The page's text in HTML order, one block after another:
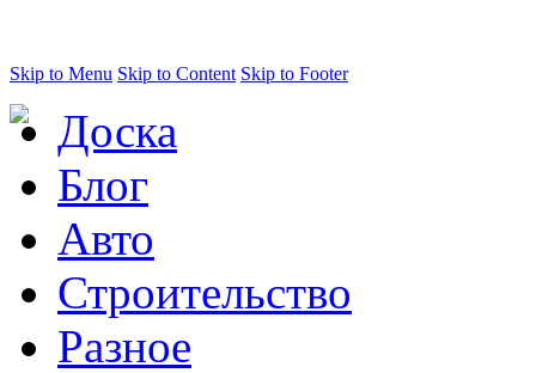
Skip to Menu Skip to Content Skip to Footer
Доска
Блог
Авто
Строительство
Разное